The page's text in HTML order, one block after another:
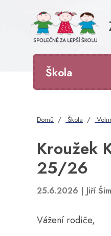
Škola
Domů Škola
Kroužek
25/26
25.6.2026 | Jiří
Vážení rodiče,